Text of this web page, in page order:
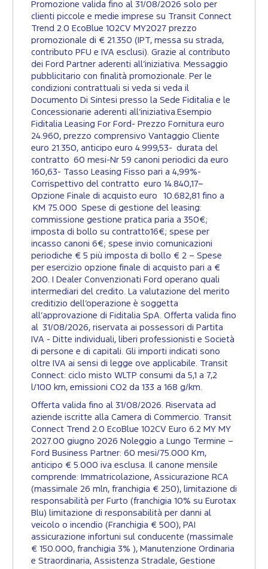
Promozione valida fino al 31/08/2026 solo per
clienti piccole e medie imprese su Transit Connect
Trend 2.0 EcoBlue 102CV MY2027 prezzo
promozionale di € 21.350 (IPT, messa su strada,
contributo PFU e IVA esclusi). Grazie al contributo
dei Ford Partner aderenti all’iniziativa. Messaggio
pubblicitario con finalità promozionale. Per le
condizioni contrattuali si veda si veda il
Documento Di Sintesi presso la Sede Fiditalia e le
Concessionarie aderenti all’iniziativa.Esempio
Fiditalia Leasing For Ford- Prezzo Fornitura euro
24.960, prezzo comprensivo Vantaggio Cliente
euro 21.350, anticipo euro 4.999,53- durata del
contratto 60 mesi-Nr 59 canoni periodici da euro
160,63- Tasso Leasing Fisso pari a 4,99%-
Corrispettivo del contratto euro 14.840,17–
Opzione Finale di acquisto euro 10.682,81 fino a
KM 75.000 Spese di gestione del leasing:
commissione gestione pratica paria a 350€;
imposta di bollo su contratto16€; spese per
incasso canoni 6€; spese invio comunicazioni
periodiche € 5 più imposta di bollo € 2 – Spese
per esercizio opzione finale di acquisto pari a €
200. I Dealer Convenzionati Ford operano quali
intermediari del credito. La valutazione del merito
creditizio dell’operazione è soggetta
all’approvazione di Fiditalia SpA. Offerta valida fino
al 31/08/2026, riservata ai possessori di Partita
IVA - Ditte individuali, liberi professionisti e Società
di persone e di capitali. Gli importi indicati sono
oltre IVA ai sensi di legge ove applicabile. Transit
Connect: ciclo misto WLTP consumi da 5,1 a 7,2
l/100 km, emissioni CO2 da 133 a 168 g/km.​
Offerta valida fino al 31/08/2026. Riservata ad
aziende iscritte alla Camera di Commercio. Transit
Connect Trend 2.0 EcoBlue 102CV Euro 6.2 MY MY
2027.00 giugno 2026 Noleggio a Lungo Termine –
Ford Business Partner: 60 mesi/75.000 Km,
anticipo € 5.000 iva esclusa. Il canone mensile
comprende: Immatricolazione, Assicurazione RCA
(massimale 26 mln, franchigia € 250), limitazione di
responsabilità per Furto (franchigia 10% su Eurotax
Blu) limitazione di responsabilità per danni al
veicolo o incendio (Franchigia € 500), PAI
assicurazione infortuni sul conducente (massimale
€ 150.000, franchigia 3% ), Manutenzione Ordinaria
e Straordinaria, Assistenza Stradale, Gestione